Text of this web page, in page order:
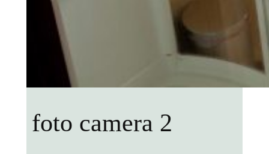
foto camera 2